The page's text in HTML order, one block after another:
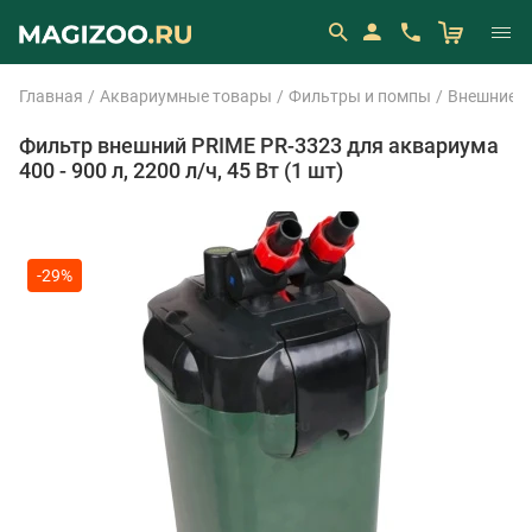
Главная Аквариумные товары Фильтры и помпы Внешние
Фильтр внешний PRIME PR-3323 для аквариума
400 - 900 л, 2200 л/ч, 45 Вт (1 шт)
-29%